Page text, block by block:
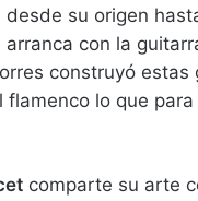
su origen
con la
construyó
lo que
comparte su arte